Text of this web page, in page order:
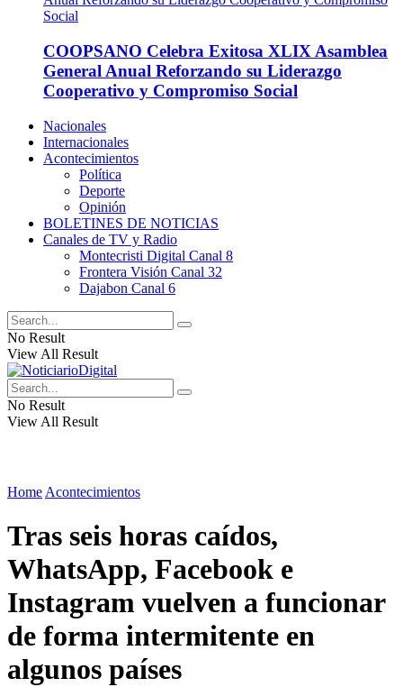
COOPSANO Celebra Exitosa XLIX Asamblea
General Anual Reforzando su Liderazgo
Cooperativo y Compromiso Social
Nacionales
Internacionales
Acontecimientos
Política
Deporte
Opinión
BOLETINES DE NOTICIAS
Canales de TV y Radio
Montecristi Digital Canal 8
Frontera Visión Canal 32
Dajabon Canal 6
No Result
View All Result
No Result
View All Result
Home Acontecimientos
Tras seis horas caídos,
WhatsApp, Facebook e
Instagram vuelven a funcionar
de forma intermitente en
algunos países